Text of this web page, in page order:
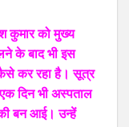
कुमार को मुख्य
के बाद भी इस
कर रहा है। सूत्र
दिन भी अस्पताल
बन आई। उन्हें